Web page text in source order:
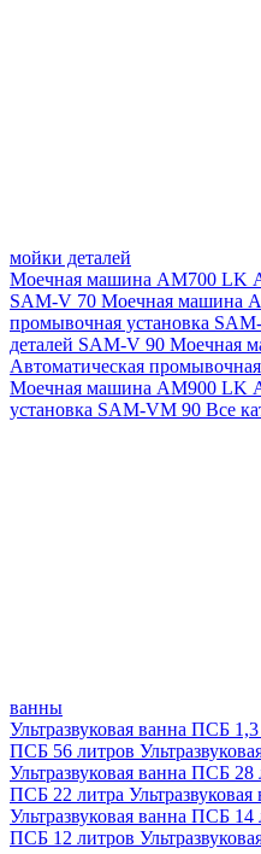
мойки деталей
Моечная машина AM700 LK
SAM-V 70 Моечная машина
промывочная установка
деталей SAM-V 90 Моечная
Автоматическая
Моечная машина AM900 LK
установка SAM-VM 90 Все
ванны
Ультразвуковая ванна ПСБ
ПСБ 56 литров
Ультразвуковая ванна ПСБ 28
ПСБ 22 литра
Ультразвуковая ванна ПСБ 14
ПСБ 12 литров